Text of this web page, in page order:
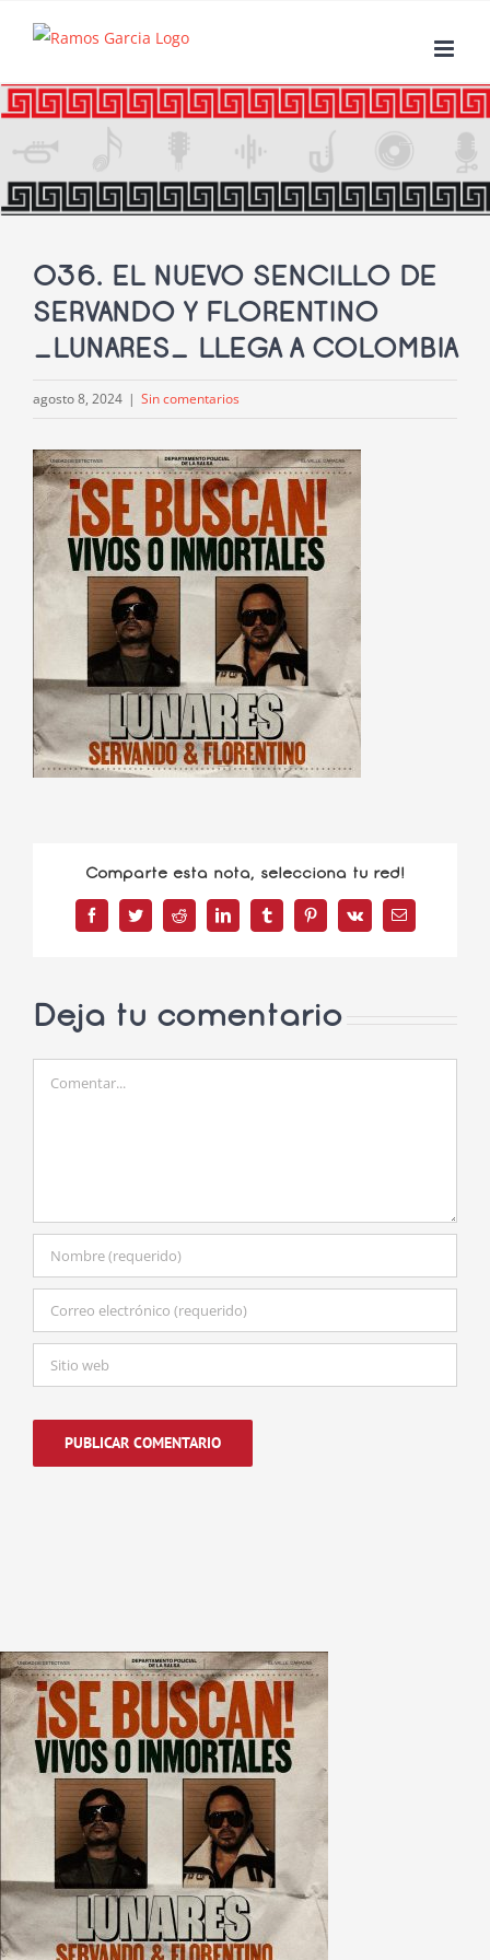
036. EL NUEVO SENCILLO DE
SERVANDO Y FLORENTINO
_LUNARES_ LLEGA A COLOMBIA
agosto 8, 2024 | Sin comentarios
Comparte esta nota, selecciona tu red!
FacebookTwitterReddit LinkedInTumblrPinterest
Vk
Correo
electrónico
Deja tu comentario